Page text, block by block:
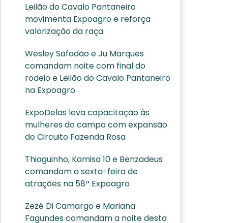
Leilão do Cavalo Pantaneiro
movimenta Expoagro e reforça
valorização da raça
Wesley Safadão e Ju Marques
comandam noite com final do
rodeio e Leilão do Cavalo Pantaneiro
na Expoagro
ExpoDelas leva capacitação às
mulheres do campo com expansão
do Circuito Fazenda Rosa
Thiaguinho, Kamisa 10 e Benzadeus
comandam a sexta-feira de
atrações na 58ª Expoagro
Zezé Di Camargo e Mariana
Fagundes comandam a noite desta